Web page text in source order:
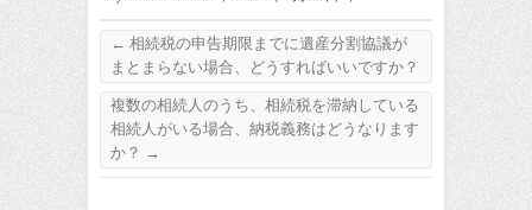
← 相続税の申告期限までに遺産分割協議が
まとまらない場合、どうすればいいですか？
複数の相続人のうち、相続税を滞納している
相続人がいる場合、納税義務はどうなります
か？ →